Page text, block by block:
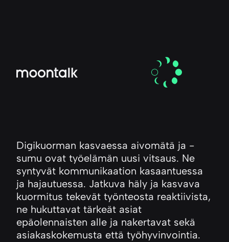
Digikuorman kasvaessa aivomätä ja -
sumu ovat työelämän uusi vitsaus. Ne
syntyvät kommunikaation kasaantuessa
ja hajautuessa. Jatkuva häly ja kasvava
kuormitus tekevät työnteosta reaktiivista,
ne hukuttavat tärkeät asiat
epäolennaisten alle ja nakertavat sekä
asiakaskokemusta että työhyvinvointia.